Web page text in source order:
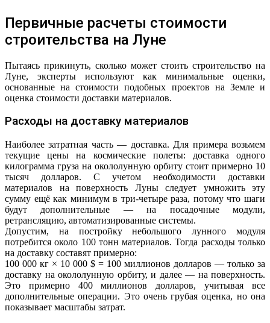
Первичные расчеты стоимости
строительства на Луне
Пытаясь прикинуть, сколько может стоить строительство на
Луне, эксперты используют как минимальные оценки,
основанные на стоимости подобных проектов на Земле и
оценка стоимости доставки материалов.
Расходы на доставку материалов
Наиболее затратная часть — доставка. Для примера возьмем
текущие цены на космические полеты: доставка одного
килограмма груза на окололунную орбиту стоит примерно 10
тысяч долларов. С учетом необходимости доставки
материалов на поверхность Луны следует умножить эту
сумму ещё как минимум в три-четыре раза, потому что шаги
будут дополнительные — на посадочные модули,
ретрансляцию, автоматизированные системы.
Допустим, на постройку небольшого лунного модуля
потребится около 100 тонн материалов. Тогда расходы только
на доставку составят примерно:
100 000 кг × 10 000 $ = 100 миллионов долларов — только за
доставку на окололунную орбиту, и далее — на поверхность.
Это примерно 400 миллионов долларов, учитывая все
дополнительные операции. Это очень грубая оценка, но она
показывает масштабы затрат.